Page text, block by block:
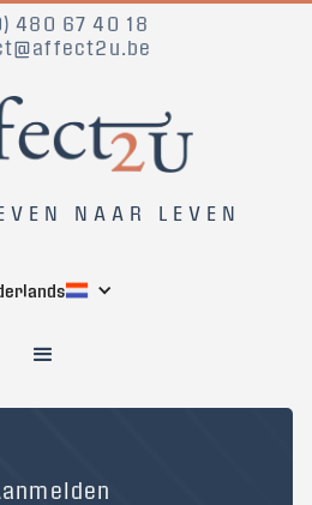
480 67 40 18
NAAR LEVEN